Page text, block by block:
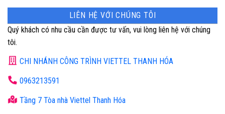
LIÊN HỆ VỚI CHÚNG TÔI
Quý khách có nhu cầu cần được tư vấn, vui lòng liên hệ với chúng
tôi.
CHI NHÁNH CÔNG TRÌNH VIETTEL THANH HÓA
0963213591
Tầng 7 Tòa nhà Viettel Thanh Hóa